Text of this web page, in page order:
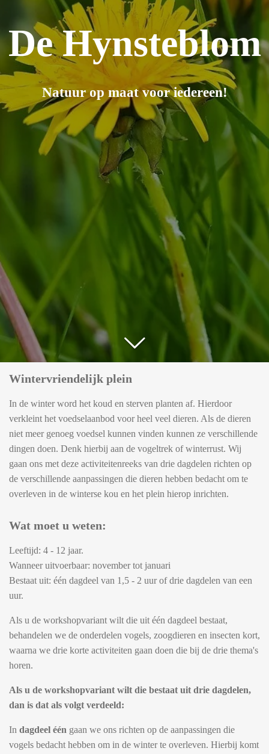
De Hynsteblom
Natuur op maat voor iedereen!
Wintervriendelijk plein
In de winter word het koud en sterven planten af. Hierdoor
verkleint het voedselaanbod voor heel veel dieren. Als de dieren
niet meer genoeg voedsel kunnen vinden kunnen ze verschillende
dingen doen. Denk hierbij aan de vogeltrek of winterrust. Wij
gaan ons met deze activiteitenreeks van drie dagdelen richten op
de verschillende aanpassingen die dieren hebben bedacht om te
overleven in de winterse kou en het plein hierop inrichten.
Wat moet u weten:
Leeftijd: 4 - 12 jaar.
Wanneer uitvoerbaar: november tot januari
Bestaat uit: één dagdeel van 1,5 - 2 uur of drie dagdelen van een
uur.
Als u de workshopvariant wilt die uit één dagdeel bestaat,
behandelen we de onderdelen vogels, zoogdieren en insecten kort,
waarna we drie korte activiteiten gaan doen die bij de drie thema's
horen.
Als u de workshopvariant wilt die bestaat uit drie dagdelen,
dan is dat als volgt verdeeld:
In dagdeel één gaan we ons richten op de aanpassingen die
vogels bedacht hebben om in de winter te overleven. Hierbij komt